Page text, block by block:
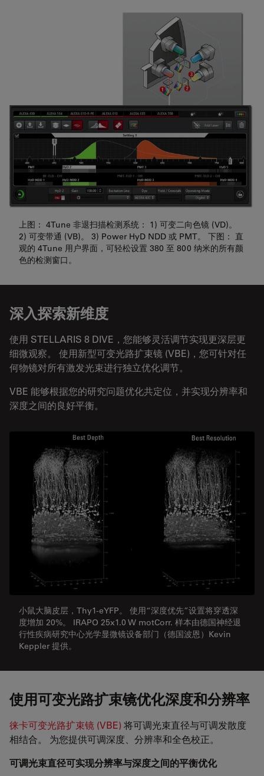
上图： 4Tune 非退扫描检测系统： 1) 可变二向色镜 (VD)。
2) 可变带通 (VB)。 3) Power HyD NDD 或 PMT。 下图： 直
观的 4Tune 用户界面，可轻松设置 380 至 800 纳米的所有颜
色的检测窗口。
深入探索新维度
使用 STELLARIS 8 DIVE，您能够灵活调节实现更深层更
细微观察。 使用新型可变光路扩束镜 (VBE)，您可针对任
何物镜对所有激发光束进行独立优化调节。
VBE 能够根据您的研究问题优化共定位，并实现分辨率和
深度之间的良好平衡。
小鼠大脑皮层，Thy1-eYFP。 使用“深度优先”设置将穿透深
度增加 20%。 IRAPO 25x1.0 W motCorr. 样本由德国神经退
行性疾病研究中心光学显微镜设备部门（德国波恩）Kevin
Keppler 提供。
使用可变光路扩束镜优化深度和分辨率
徕卡可变光路扩束镜 (VBE) 将可调光束直径与可调发散度
相结合。 为您提供可调深度、分辨率和全色校正。
可调光束直径可实现分辨率与深度之间的平衡优化